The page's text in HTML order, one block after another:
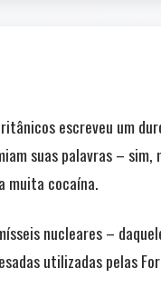
escreveu um
suas palavras – sim,
muita cocaína.
nucleares –
utilizadas pelas